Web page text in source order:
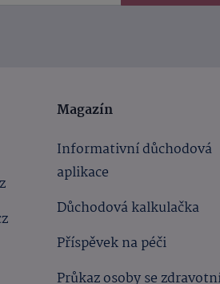
Magazín
Informativní důchodová
aplikace
Důchodová kalkulačka
Příspěvek na péči
Průkaz osoby se